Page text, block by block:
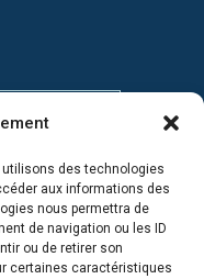
des technologies
aux informations des
nous permettra de
de navigation ou les ID
ou de retirer son
certaines caractéristiques